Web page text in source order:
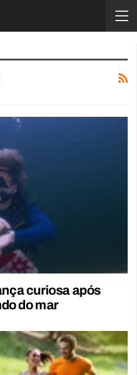
curiosa após
do mar